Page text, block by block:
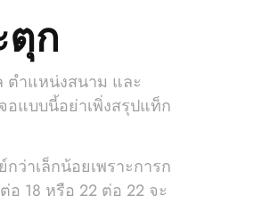
ก
ตำแหน่งสนาม และ
อแบบนี้อย่าเพิ่งสรุปแท็ก
ว่าเล็กน้อยเพราะการก
18 หรือ 22 ต่อ 22 จะ